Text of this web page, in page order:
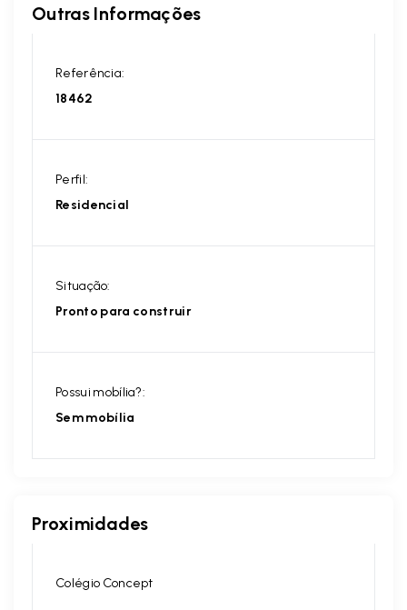
Outras Informações
Referência:
18462
Perfil:
Residencial
Situação:
Pronto para construir
Possui mobília?:
Sem mobília
Proximidades
Colégio Concept